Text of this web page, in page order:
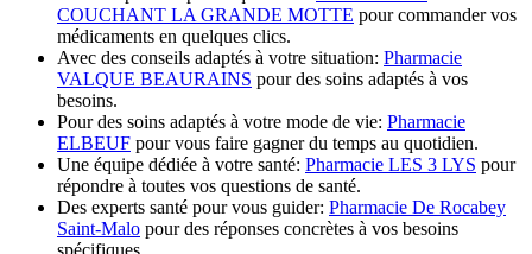
COUCHANT LA GRANDE MOTTE pour commander vos
médicaments en quelques clics.
Avec des conseils adaptés à votre situation: Pharmacie
VALQUE BEAURAINS pour des soins adaptés à vos
besoins.
Pour des soins adaptés à votre mode de vie: Pharmacie
ELBEUF pour vous faire gagner du temps au quotidien.
Une équipe dédiée à votre santé: Pharmacie LES 3 LYS pour
répondre à toutes vos questions de santé.
Des experts santé pour vous guider: Pharmacie De Rocabey
Saint-Malo pour des réponses concrètes à vos besoins